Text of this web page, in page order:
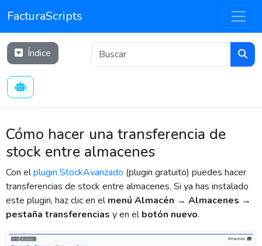
FacturaScripts
Índice
Cómo hacer una transferencia de
stock entre almacenes
Con elplugin StockAvanzado (plugin gratuito) puedes hacer
transferencias de stock entre almacenes. Si ya has instalado
este plugin, haz clic en elmenú Almacén → Almacenes →
pestaña transferencias y en elbotón nuevo.